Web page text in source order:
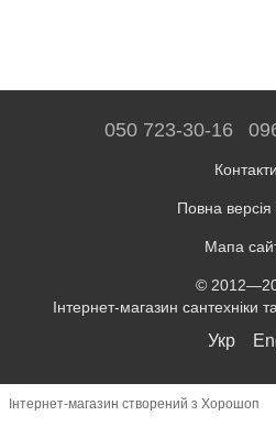
050 723-30-16
Контакти
Повна версія
Мапа
©
Інтернет-магазин сантехніки
Укр
Інтернет-магазин створений з Хорошоп